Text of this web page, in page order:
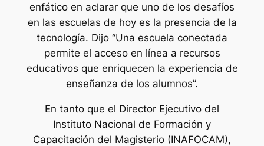
enfático en aclarar que uno de los desafíos
en las escuelas de hoy es la presencia de la
tecnología. Dijo “Una escuela conectada
permite el acceso en línea a recursos
educativos que enriquecen la experiencia de
enseñanza de los alumnos”.
En tanto que el Director Ejecutivo del
Instituto Nacional de Formación y
Capacitación del Magisterio (INAFOCAM),